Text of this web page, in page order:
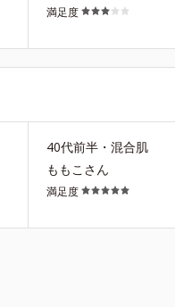
満足度
40代前半・混合肌
ももこさん
満足度